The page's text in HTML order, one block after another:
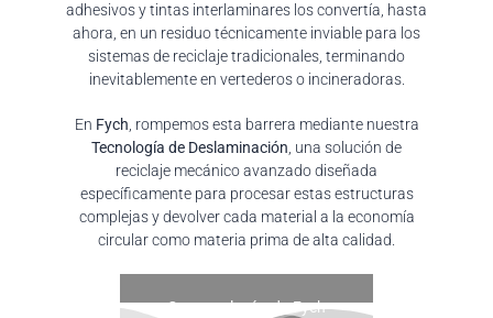
adhesivos y tintas interlaminares los convertía, hasta
ahora, en un residuo técnicamente inviable para los
sistemas de reciclaje tradicionales, terminando
inevitablemente en vertederos o incineradoras.
En Fych, rompemos esta barrera mediante nuestra
Tecnología de Deslaminación, una solución de
reciclaje mecánico avanzado diseñada
específicamente para procesar estas estructuras
complejas y devolver cada material a la economía
circular como materia prima de alta calidad.
Conoce el método Fych